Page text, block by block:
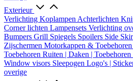
Exterieur
Verlichting Koplampen Achterlichten
Corner lichten Lampensets Verlichting
Bumpers Grill Spiegels Spoilers Side
Zijschermen Motorkappen & Toebehoren
Toebehoren Ruiten | Daken | Toebehoren
Window visors Sleepogen Logo's |
overige